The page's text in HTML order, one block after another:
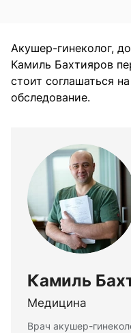
Акушер-гинеколог,
Камиль Бахтияров
стоит соглашаться
обследование.
Камиль
Медицина
Врач акушер-